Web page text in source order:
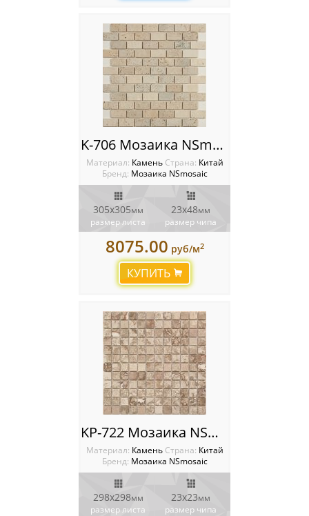
K-706 Мозаика NSmosaic
Материал: Камень Cтрана: Китай
Бренд: Мозаика NSmosaic
305x305мм
размер листа
23х48мм
размер чипа
8075.00 руб/м2
КУПИТЬ
KP-722 Мозаика NSmosaic
Материал: Камень Cтрана: Китай
Бренд: Мозаика NSmosaic
298x298мм
размер листа
23x23мм
размер чипа